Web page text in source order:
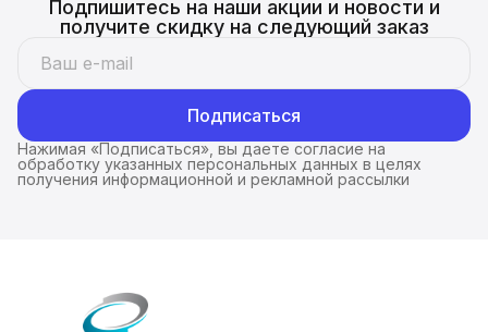
Подпишитесь на наши акции и новости и
получите скидку на следующий заказ
Подписаться
Нажимая «Подписаться», вы даете согласие на
обработку указанных персональных данных в целях
получения информационной и рекламной рассылки